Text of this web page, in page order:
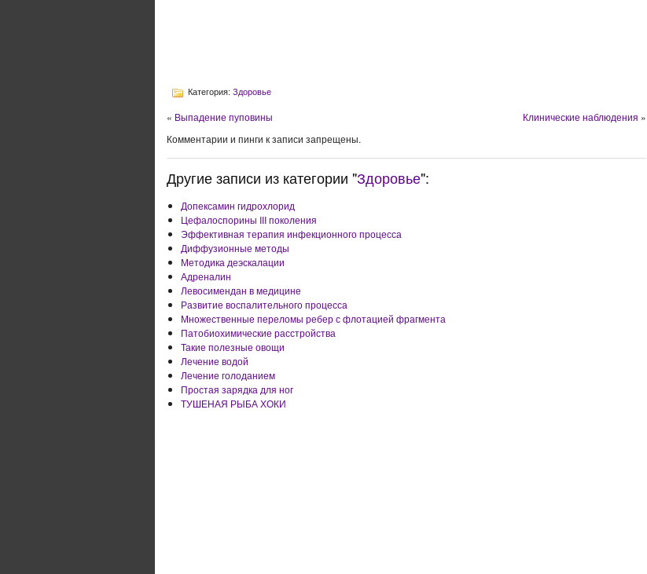
Категория: Здоровье
« Выпадение пуповины Клинические наблюдения »
Комментарии и пинги к записи запрещены.
Другие записи из категории "Здоровье":
Допексамин гидрохлорид
Цефалоспорины III поколения
Эффективная терапия инфекционного процесса
Диффузионные методы
Методика деэскалации
Адреналин
Левосимендан в медицине
Развитие воспалительного процесса
Множественные переломы ребер с флотацией фрагмента
Патобиохимические расстройства
Такие полезные овощи
Лечение водой
Лечение голоданием
Простая зарядка для ног
ТУШЕНАЯ РЫБА ХОКИ